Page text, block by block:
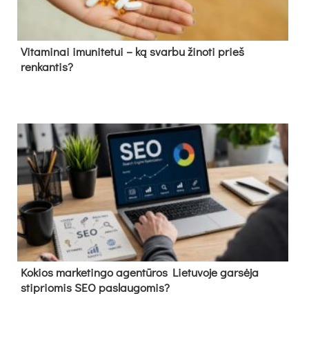
Vitaminai imunitetui – ką svarbu žinoti prieš
renkantis?
Kokios marketingo agentūros Lietuvoje garsėja
stipriomis SEO paslaugomis?